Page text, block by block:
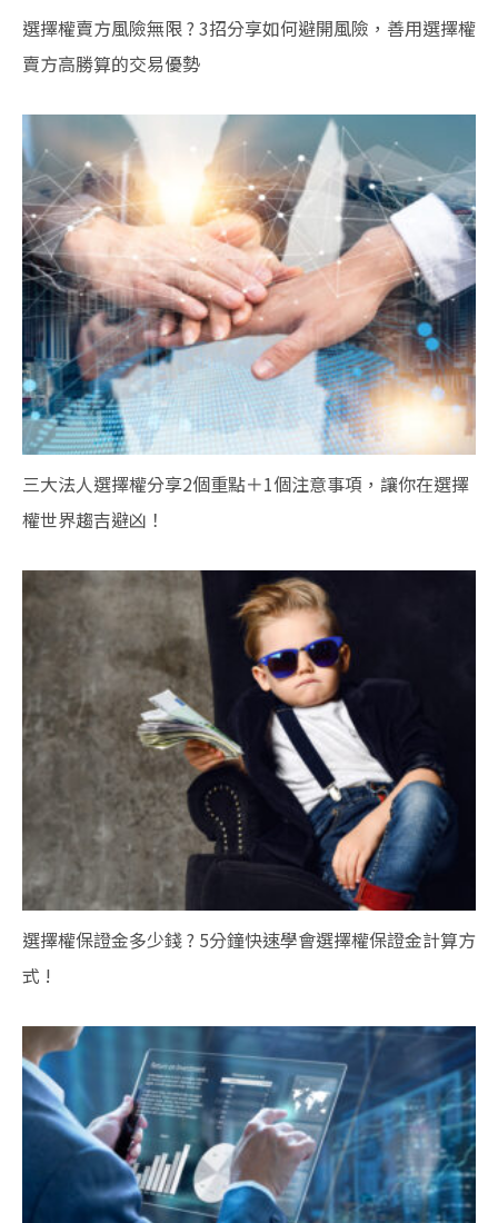
選擇權賣方風險無限 ? 3招分享如何避開風險，善用選擇權
賣方高勝算的交易優勢
三大法人選擇權分享2個重點＋1個注意事項，讓你在選擇
權世界趨吉避凶！
選擇權保證金多少錢 ? 5分鐘快速學會選擇權保證金計算方
式 !